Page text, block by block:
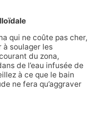
qui ne coûte pas cher,
à soulager les
du zona,
de l’eau infusée de
à ce que le bain
ne fera qu’aggraver